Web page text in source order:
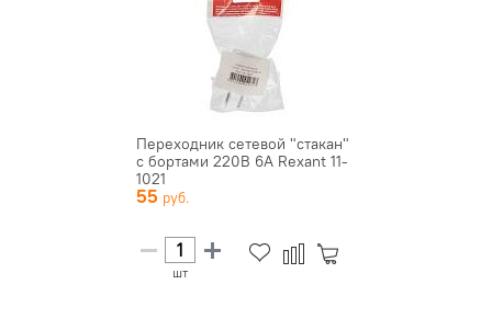
Переходник сетевой "стакан"
с бортами 220В 6А Rexant 11-
1021
55
шт